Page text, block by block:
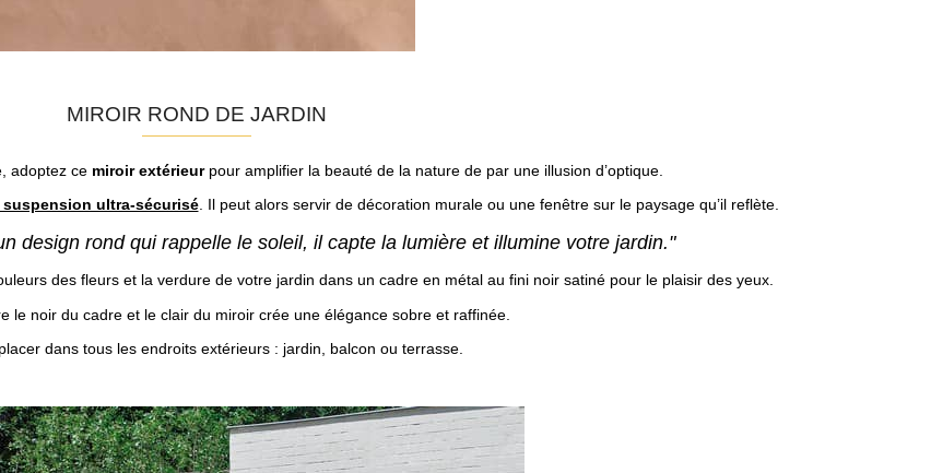
MIROIR ROND DE JARDIN
adoptez ce miroir extérieurpour amplifier la beauté de la nature de par une illusion d’optique.
suspension ultra-sécurisé. Il peut alors servir de décoration murale ou une fenêtre sur le paysage qu’il reflète.
design rond qui rappelle le soleil, il capte la lumière et illumine votre jardin."
des fleurs et la verdure de votre jardin dans un cadre en métal au fini noir satiné pour le plaisir des yeux.
le noir du cadre et le clair du miroir crée une élégance sobre et raffinée.
dans tous les endroits extérieurs : jardin, balcon ou terrasse.